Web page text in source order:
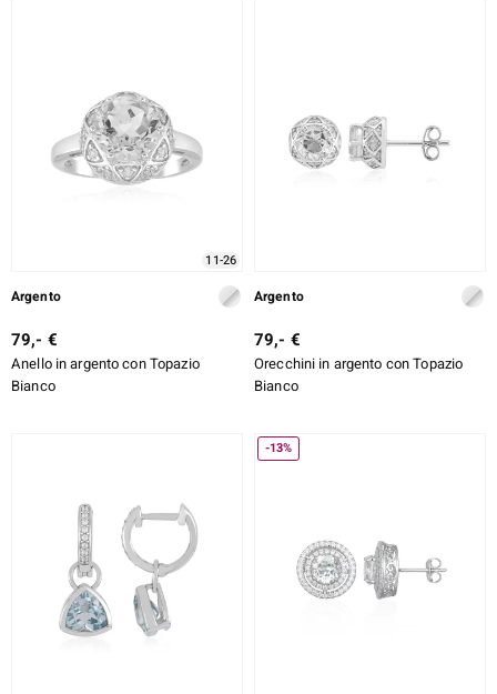
11-26
Argento
79,- €
Anello in argento con Topazio
Bianco
Argento
79,- €
Orecchini in argento con Topazio
Bianco
-13%